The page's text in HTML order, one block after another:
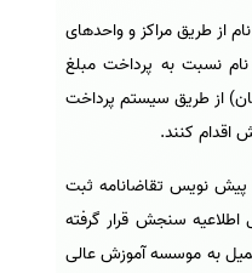
از طریق مراکز و واحدهای
نسبت به پرداخت مبلغ
ریال (27 هزار و 500 تومان) از طریق سیستم پرداخت
اقدام کنند.
پیش نویس تقاضانامه ثبت
سنجش قرار گرفته
به موسسه آموزش عالی